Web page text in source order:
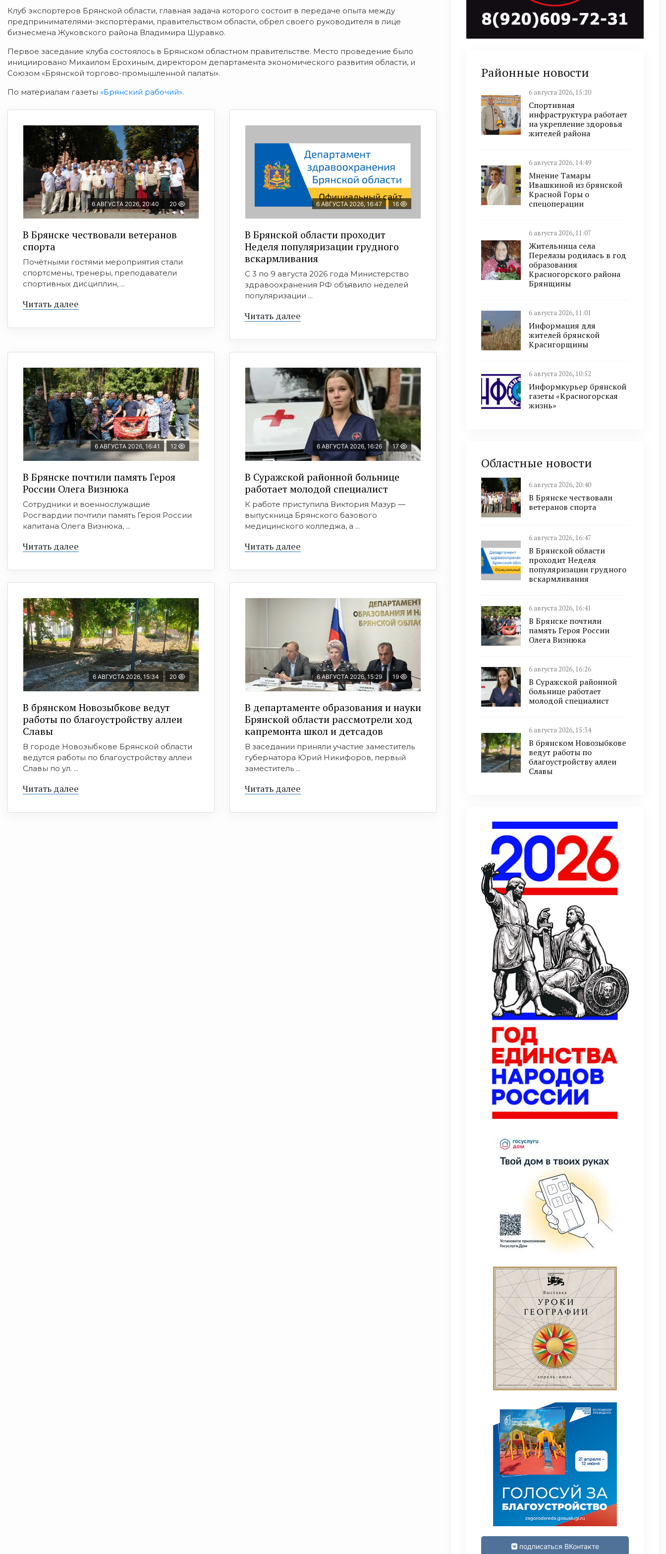
Клуб экспортеров Брянской области, главная задача которого состоит в передаче опыта между
предпринимателями-экспортёрами, правительством области, обрёл своего руководителя в лице
бизнесмена Жуковского района Владимира Шуравко.
Первое заседание клуба состоялось в Брянском областном правительстве. Место проведение было
инициировано Михаилом Ерохиным, директором департамента экономического развития области, и
Союзом «Брянской торгово-промышленной палаты».
По материалам газеты «Брянский рабочий».
6 АВГУСТА 2026, 20:40 20
В Брянске чествовали ветеранов
спорта
Почётными гостями мероприятия стали
спортсмены, тренеры, преподаватели
спортивных дисциплин, ...
Читать далее
6 АВГУСТА 2026, 16:47 16
В Брянской области проходит
Неделя популяризации грудного
вскармливания
С 3 по 9 августа 2026 года Министерство
здравоохранения РФ объявило неделей
популяризации ...
Читать далее
6 АВГУСТА 2026, 16:41 12
В Брянске почтили память Героя
России Олега Визнюка
Сотрудники и военнослужащие
Росгвардии почтили память Героя России
капитана Олега Визнюка, ...
Читать далее
6 АВГУСТА 2026, 16:26 17
В Суражской районной больнице
работает молодой специалист
К работе приступила Виктория Мазур —
выпускница Брянского базового
медицинского колледжа, а ...
Читать далее
6 АВГУСТА 2026, 15:34 20
В брянском Новозыбкове ведут
работы по благоустройству аллеи
Славы
В городе Новозыбкове Брянской области
ведутся работы по благоустройству аллеи
Славы по ул. ...
Читать далее
6 АВГУСТА 2026, 15:29 19
В департаменте образования и науки
Брянской области рассмотрели ход
капремонта школ и детсадов
В заседании приняли участие заместитель
губернатора Юрий Никифоров, первый
заместитель ...
Читать далее
Районные новости
6 августа 2026, 15:20
Спортивная
инфраструктура работает
на укрепление здоровья
жителей района
6 августа 2026, 14:49
Мнение Тамары
Ивашкиной из брянской
Красной Горы о
спецоперации
6 августа 2026, 11:07
Жительница села
Перелазы родилась в год
образования
Красногорского района
Брянщины
6 августа 2026, 11:01
Информация для
жителей брянской
Краснгорщины
6 августа 2026, 10:52
Информкурьер брянской
газеты «Красногорская
жизнь»
Областные новости
6 августа 2026, 20:40
В Брянске чествовали
ветеранов спорта
6 августа 2026, 16:47
В Брянской области
проходит Неделя
популяризации грудного
вскармливания
6 августа 2026, 16:41
В Брянске почтили
память Героя России
Олега Визнюка
6 августа 2026, 16:26
В Суражской районной
больнице работает
молодой специалист
6 августа 2026, 15:34
В брянском Новозыбкове
ведут работы по
благоустройству аллеи
Славы
подписаться ВКонтакте